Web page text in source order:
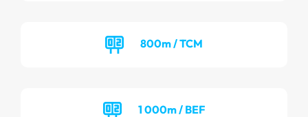
800m / TCM
1 000m / BEF